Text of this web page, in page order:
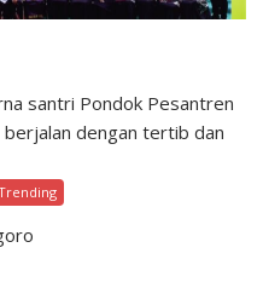
santri Pondok Pesantren
dengan tertib dan